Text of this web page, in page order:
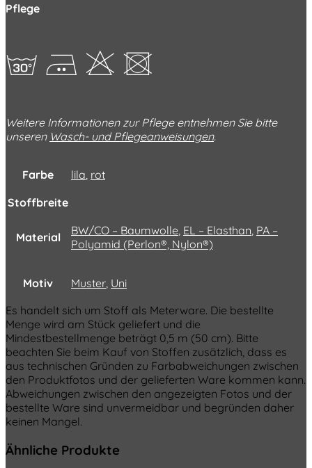
Pflege
gEHU
Weitere Informationen zur Pflege entnehmen Sie bitte
unseren Wasch- und Pflegeanweisungen.
Farbe lila rot
Stoffbreite
Material BW/CO – Baumwolle EL – Elasthan PA –
Polyamid (Perlon®, Nylon®)
Motiv Muster Uni
Es handelt sich um Stoff als Meterware. Die bestellte
Menge wird am Stück geliefert und die
Mindestbestellmenge beträgt 0,5 m (50 cm). Bitte
beachten Sie beim Kauf von Stoffen zusätzlich, dass es
aus technischen Gründen zu Farbabweichungen zwischen
den Produktfotos und der gelieferten Ware kommen kann.
Abweichungen zwischen den angezeigten Fotos und der
bestellte Ware sind unvermeidbar und begründen daher
keinen Mangel.
Ähnliche Produkte